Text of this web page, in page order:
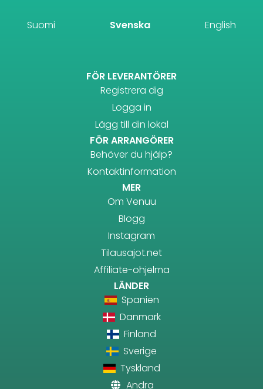
Suomi Svenska English
FÖR LEVERANTÖRER
Registrera dig
Logga in
Lägg till din lokal
FÖR ARRANGÖRER
Behöver du hjälp?
Kontaktinformation
MER
Om Venuu
Blogg
Instagram
Tilausajot.net
Affiliate-ohjelma
LÄNDER
Spanien
Danmark
Finland
Sverige
Tyskland
Andra